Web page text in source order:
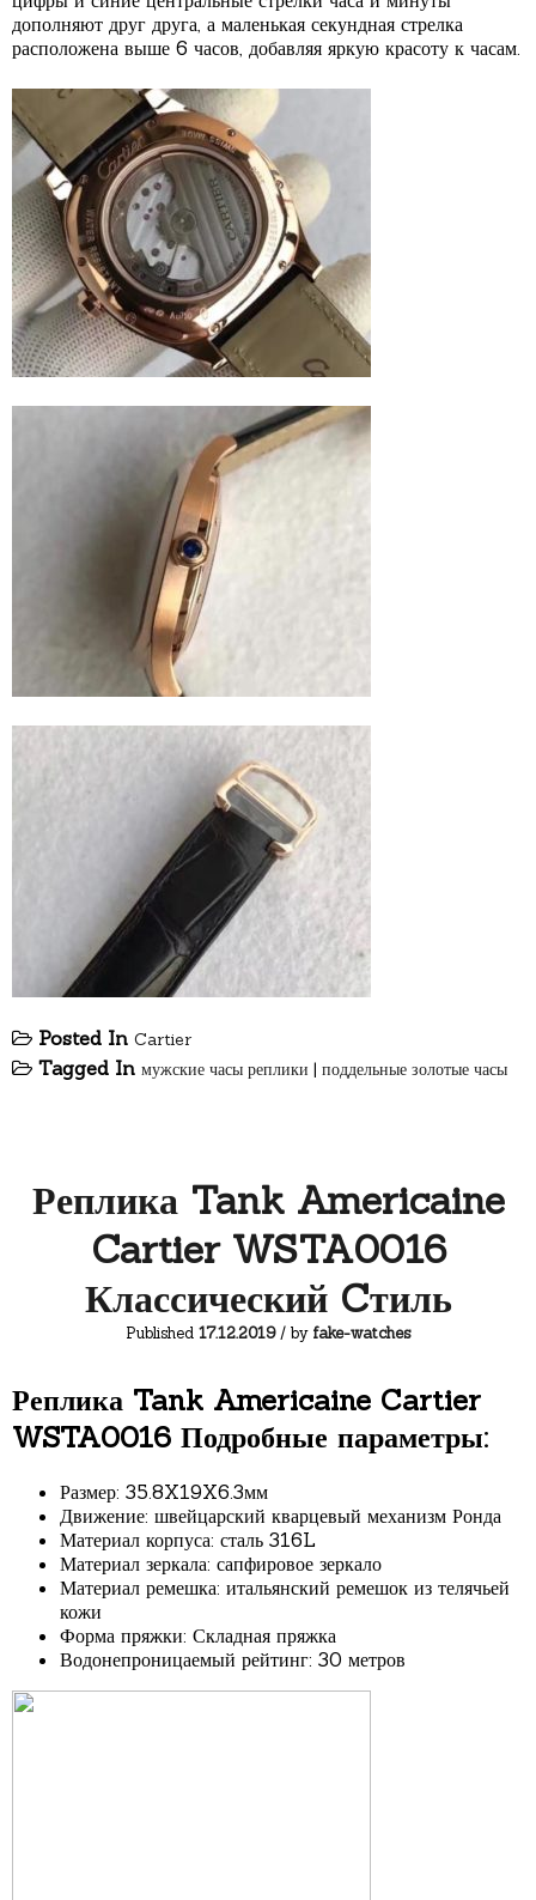
дополняют друг друга, а маленькая секундная стрелка
расположена выше 6 часов, добавляя яркую красоту к часам.
Posted In Cartier
Tagged In мужские часы реплики | поддельные золотые часы
Реплика Tank Americaine
Cartier WSTA0016
Классический Cтиль
Published 17.12.2019/ by fake-watches
Реплика Tank Americaine Cartier
WSTA0016 Подробные параметры:
Размер: 35.8X19X6.3мм
Движение: швейцарский кварцевый механизм Ронда
Материал корпуса: сталь 316L
Материал зеркала: сапфировое зеркало
Материал ремешка: итальянский ремешок из телячьей
кожи
Форма пряжки: Складная пряжка
Водонепроницаемый рейтинг: 30 метров